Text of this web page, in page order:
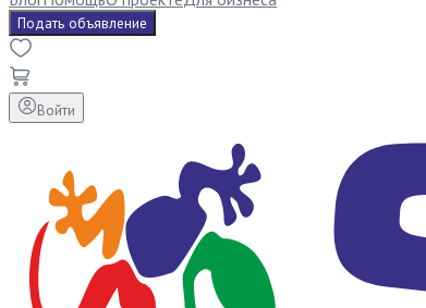
Подать объявление
Войти